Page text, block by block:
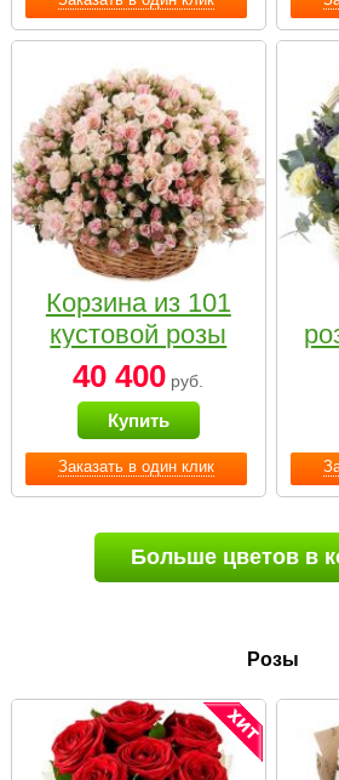
Заказать в один клик
Корзина из 101
кустовой розы
нежных тонов
40 400 руб.
Купить
Больше цветов в
Розы